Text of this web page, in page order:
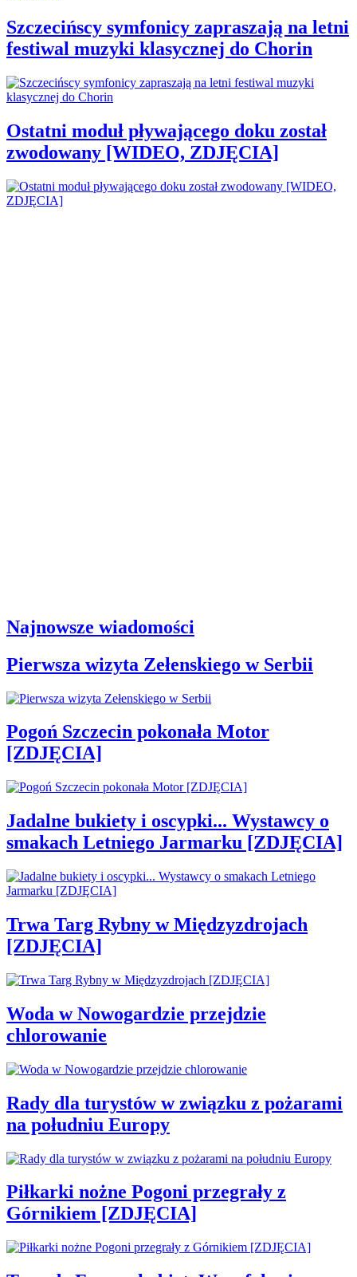
Szczecińscy symfonicy zapraszają na letni
festiwal muzyki klasycznej do Chorin
Ostatni moduł pływającego doku został
zwodowany [WIDEO, ZDJĘCIA]
Najnowsze wiadomości
Pierwsza wizyta Zełenskiego w Serbii
Pogoń Szczecin pokonała Motor
[ZDJĘCIA]
Jadalne bukiety i oscypki... Wystawcy o
smakach Letniego Jarmarku [ZDJĘCIA]
Trwa Targ Rybny w Międzyzdrojach
[ZDJĘCIA]
Woda w Nowogardzie przejdzie
chlorowanie
Rady dla turystów w związku z pożarami
na południu Europy
Piłkarki nożne Pogoni przegrały z
Górnikiem [ZDJĘCIA]